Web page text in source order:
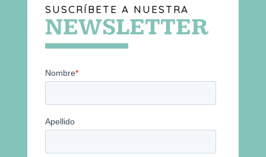
SUSCRÍBETE A NUESTRA
NEWSLETTER